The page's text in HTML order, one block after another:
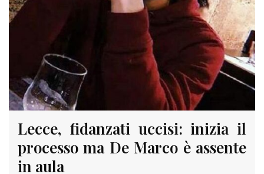
Lecce, fidanzati uccisi: inizia il
processo ma De Marco è assente
in aula